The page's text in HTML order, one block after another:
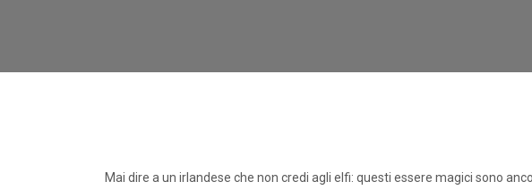
Mai dire a un irlandese che non credi agli elfi: questi essere magici sono